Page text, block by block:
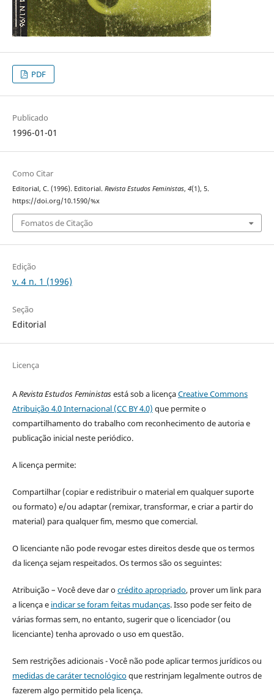
PDF
Publicado
1996-01-01
Como Citar
Editorial, C. (1996). Editorial. Revista Estudos Feministas, 4(1), 5.
https://doi.org/10.1590/%x
Fomatos de Citação
Edição
v. 4 n. 1 (1996)
Seção
Editorial
Licença
ARevista Estudos Feministasestá sob a licençaCreative Commons
Atribuição 4.0 Internacional (CC BY 4.0) que permite o
compartilhamento do trabalho com reconhecimento de autoria e
publicação inicial neste periódico.
A licença permite:
Compartilhar (copiar e redistribuir o material em qualquer suporte
ou formato) e/ou adaptar (remixar, transformar, e criar a partir do
material) para qualquer fim, mesmo que comercial.
O licenciante não pode revogar estes direitos desde que os termos
da licença sejam respeitados. Os termos são os seguintes:
Atribuição – Você deve dar ocrédito apropriado, prover um link para
a licença e indicar se foram feitas mudanças. Isso pode ser feito de
várias formas sem, no entanto, sugerir que o licenciador (ou
licenciante) tenha aprovado o uso em questão.
Sem restrições adicionais - Você não pode aplicar termos jurídicos ou
medidas de caráter tecnológicoque restrinjam legalmente outros de
fazerem algo permitido pela licença.